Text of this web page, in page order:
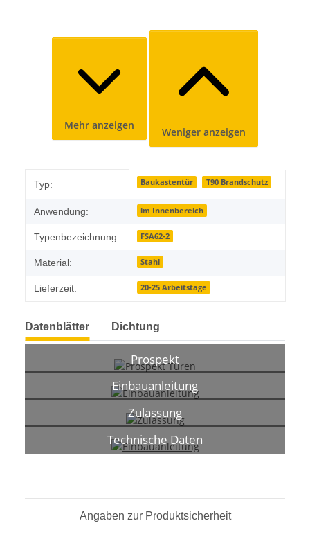
Mehr anzeigen
Weniger anzeigen
Produkteigenschaft
Wert
Typ: Baukastentür T90 Brandschutz
Anwendung: im Innenbereich
Typenbezeichnung: FSA62-2
Material: Stahl
Lieferzeit: 20-25 Arbeitstage
Datenblätter Dichtung
Prospekt
Einbauanleitung
Zulassung
Technische Daten
Angaben zur Produktsicherheit